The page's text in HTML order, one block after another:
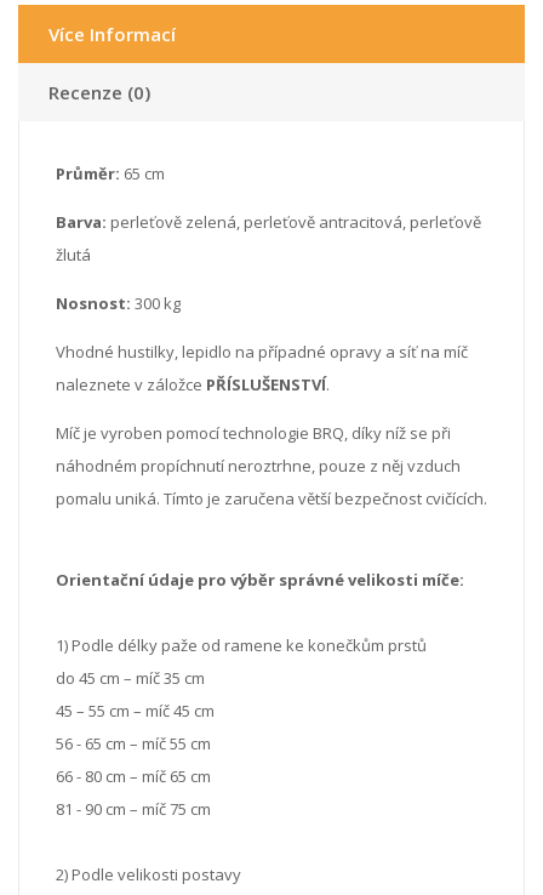
Více Informací
Recenze (0)
Průměr: 65 cm
Barva: perleťově zelená, perleťově antracitová, perleťově
žlutá
Nosnost: 300 kg
Vhodné hustilky, lepidlo na případné opravy a síť na míč
naleznete v záložce PŘÍSLUŠENSTVÍ.
Míč je vyroben pomocí technologie BRQ, díky níž se při
náhodném propíchnutí neroztrhne, pouze z něj vzduch
pomalu uniká. Tímto je zaručena větší bezpečnost cvičících.
Orientační údaje pro výběr správné velikosti míče:
1) Podle délky paže od ramene ke konečkům prstů
do 45 cm – míč 35 cm
45 – 55 cm – míč 45 cm
56 - 65 cm – míč 55 cm
66 - 80 cm – míč 65 cm
81 - 90 cm – míč 75 cm
2) Podle velikosti postavy